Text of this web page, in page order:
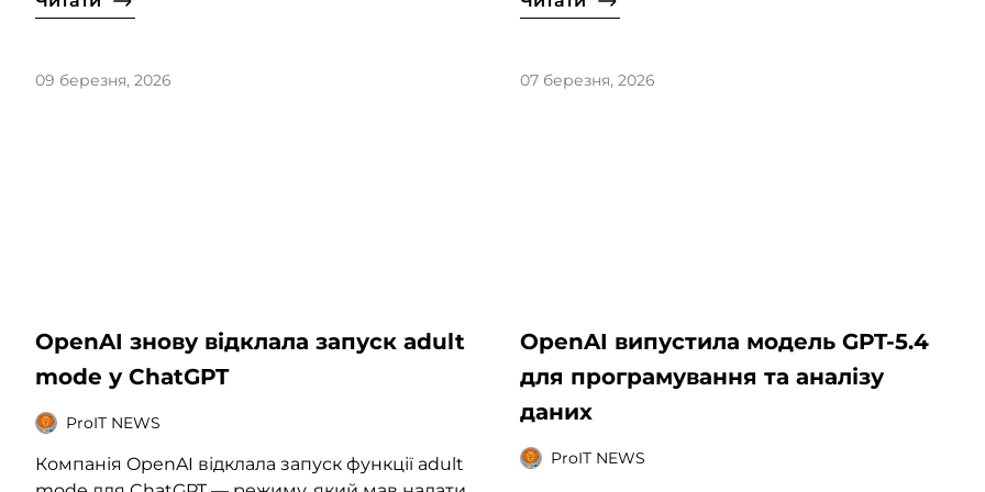
09 березня, 2026
OpenAI знову відклала запуск adult
mode у ChatGPT
ProIT NEWS
Компанія OpenAI відклала запуск функції adult
07 березня, 2026
OpenAI випустила модель GPT-5.4
для програмування та аналізу
даних
ProIT NEWS